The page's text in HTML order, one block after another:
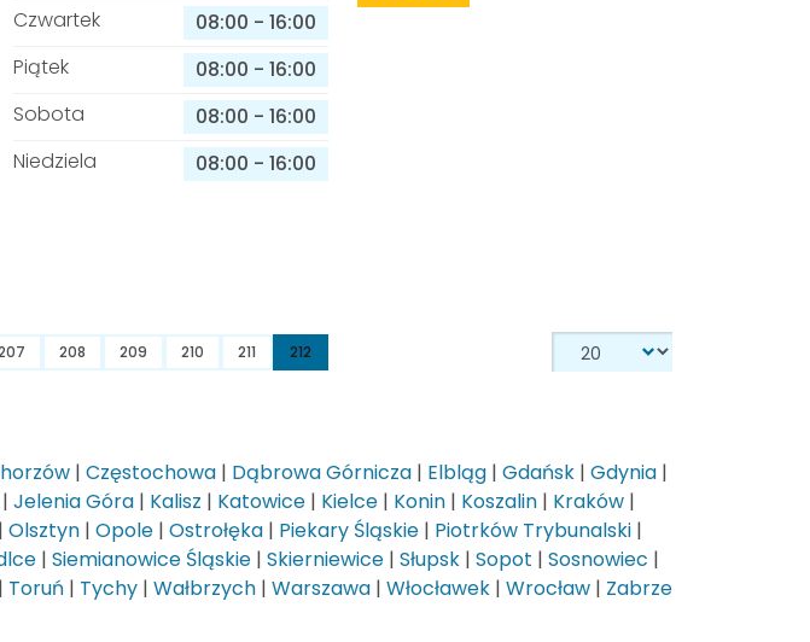
Czwartek
08:00 - 16:00
Piątek
08:00 - 16:00
Sobota
08:00 - 16:00
Niedziela
08:00 - 16:00
208 209 210 211 212
| Częstochowa | Dąbrowa Górnicza | Elbląg | Gdańsk | Gdynia |
| Jelenia Góra | Kalisz | Katowice | Kielce | Konin | Koszalin | Kraków |
| Olsztyn | Opole | Ostrołęka | Piekary Śląskie | Piotrków Trybunalski |
| Siemianowice Śląskie | Skierniewice | Słupsk | Sopot | Sosnowiec |
| Toruń | Tychy | Wałbrzych | Warszawa | Włocławek | Wrocław | Zabrze